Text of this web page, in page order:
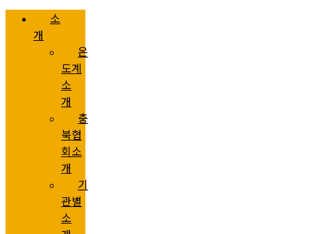
소
개
온
도계
소
개
충
북협
회소
개
기
관별
소